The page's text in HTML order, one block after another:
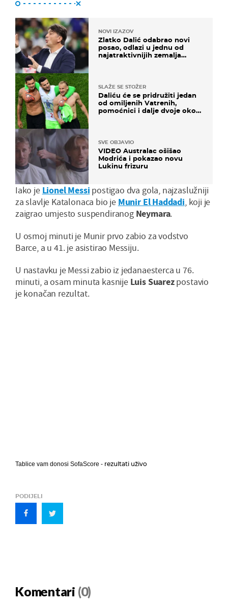
NOVI IZAZOV
Zlatko Dalić odabrao novi
posao, odlazi u jednu od
najatraktivnijih zemalja
SLAŽE SE STOŽER
Daliću će se pridružiti jedan
od omiljenih Vatrenih,
pomoćnici i dalje dvoje oko
SVE OBJAVIO
VIDEO Australac ošišao
Modrića i pokazao novu
Lukinu frizuru
Iako je Lionel Messi postigao dva gola, najzaslužniji
za slavlje Katalonaca bio je Munir El Haddadi, koji je
zaigrao umjesto suspendiranog Neymara.
U osmoj minuti je Munir prvo zabio za vodstvo
Barce, a u 41. je asistirao Messiju.
U nastavku je Messi zabio iz jedanaesterca u 76.
minuti, a osam minuta kasnije Luis Suarezpostavio
je konačan rezultat.
Tablice vam donosi SofaScore - rezultati uživo
PODIJELI
Komentari (0)